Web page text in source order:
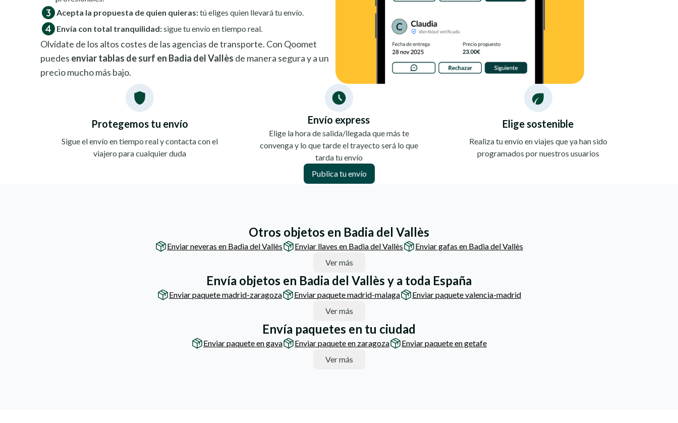
Acepta la propuesta de quien quieras:tú eliges quien llevará tu envío.
Envía con total tranquilidad:sigue tu envío en tiempo real.
Olvídate de los altos costes de las agencias de transporte. Con Qoomet
puedes enviar tablas de surf en Badia del Vallès de manera segura y a un
precio mucho más bajo.
Protegemos tu envío
Sigue el envío en tiempo real y contacta con el
viajero para cualquier duda
Envío express
Elige la hora de salida/llegada que más te
convenga y lo que tarde el trayecto será lo que
tarda tu envío
Elige sostenible
Realiza tu envío en viajes que ya han sido
programados por nuestros usuarios
Publica tu envío
Otros objetos en Badia del Vallès
Enviar neveras en Badia del Vallès Enviar llaves en Badia del Vallès
Enviar gafas en Badia del Vallès
Ver más
Envía objetos en Badia del Vallès y a toda España
Enviar paquete madrid-zaragoza Enviar paquete madrid-malaga
Enviar paquete valencia-madrid
Ver más
Envía paquetes en tu ciudad
Enviar paquete en gava Enviar paquete en zaragoza
Enviar paquete en getafe
Ver más